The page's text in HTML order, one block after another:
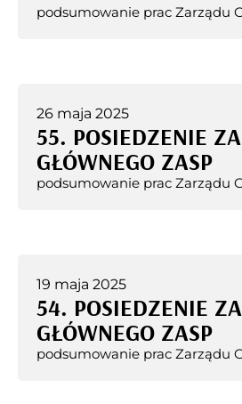
podsumowanie prac Zarządu
26 maja 2025
55. POSIEDZENIE
GŁÓWNEGO ZASP
podsumowanie prac Zarządu
19 maja 2025
54. POSIEDZENIE
GŁÓWNEGO ZASP
podsumowanie prac Zarządu